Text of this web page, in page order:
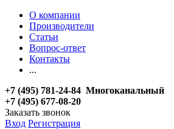
О компании
Производители
Статьи
Вопрос-ответ
Контакты
...
+7 (495) 781-24-84 Многоканальный
+7 (495) 677-08-20
Заказать звонок
Вход Регистрация